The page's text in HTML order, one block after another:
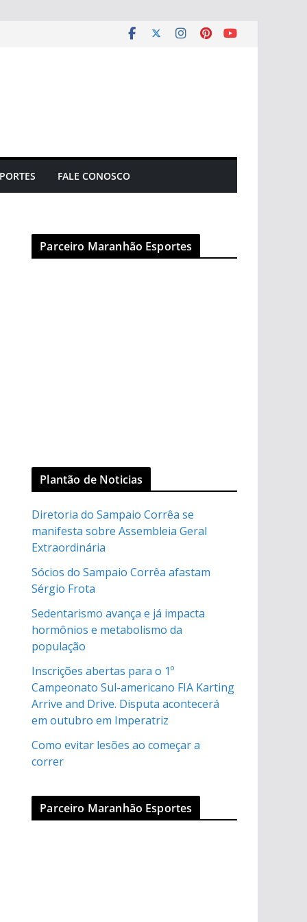
FALE CONOSCO
Parceiro Maranhão Esportes
Plantão de Noticias
Diretoria do Sampaio Corrêa se
manifesta sobre Assembleia Geral
Extraordinária
Sócios do Sampaio Corrêa afastam
Sérgio Frota
Sedentarismo avança e já impacta
hormônios e metabolismo da
população
Inscrições abertas para o 1º
Campeonato Sul-americano FIA Karting
Arrive and Drive. Disputa acontecerá
em outubro em Imperatriz
Como evitar lesões ao começar a
correr
Parceiro Maranhão Esportes